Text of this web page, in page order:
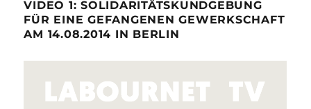
VIDEO 1: SOLIDARITÄTSKUNDGEBUNG
FÜR EINE GEFANGENEN GEWERKSCHAFT
AM 14.08.2014 IN BERLIN